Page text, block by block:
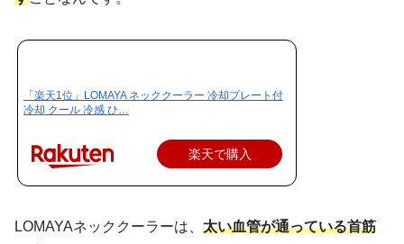
「楽天1位」LOMAYA ネッククーラー 冷却プレート付
冷却 クール 冷感 ひ…
楽天で購入
LOMAYAネッククーラーは、 太い血管が通っている首筋